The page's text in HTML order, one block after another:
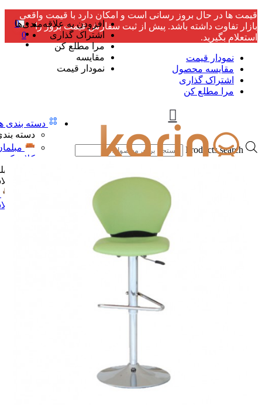
قیمت ها در حال بروز رسانی است و امکان دارد با قیمت واقعی
بازار تفاوت داشته باشد. پیش از ثبت سفارش قیمت بروز را
استعلام بگیرید.
نمودار قیمت
مقایسه محصول
اشتراک گذاری
مرا مطلع کن
0
0
دسته بندی
دسته
کلاسیک
Products search
افزودن به علاقه‌مندی‌ها
اشتراک گذاری
مرا مطلع کن
مقایسه
نمودار قیمت